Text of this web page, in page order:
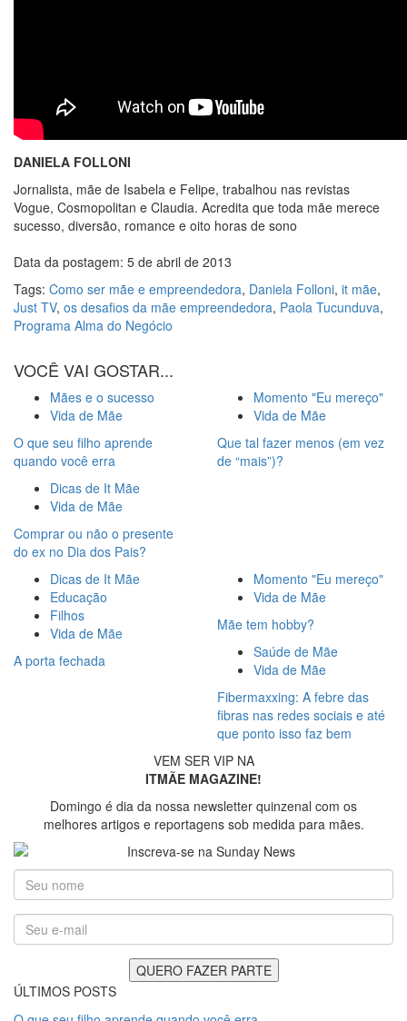
DANIELA FOLLONI
Jornalista, mãe de Isabela e Felipe, trabalhou nas revistas
Vogue, Cosmopolitan e Claudia. Acredita que toda mãe merece
sucesso, diversão, romance e oito horas de sono
Data da postagem: 5 de abril de 2013
Tags: Como ser mãe e empreendedora, Daniela Folloni, it mãe,
Just TV, os desafios da mãe empreendedora, Paola Tucunduva,
Programa Alma do Negócio
VOCÊ VAI GOSTAR...
Mães e o sucesso
Vida de Mãe
O que seu filho aprende
quando você erra
Momento "Eu mereço"
Vida de Mãe
Que tal fazer menos (em vez
de “mais”)?
Dicas de It Mãe
Vida de Mãe
Comprar ou não o presente
do ex no Dia dos Pais?
Dicas de It Mãe
Educação
Filhos
Vida de Mãe
A porta fechada
Momento "Eu mereço"
Vida de Mãe
Mãe tem hobby?
Saúde de Mãe
Vida de Mãe
Fibermaxxing: A febre das
fibras nas redes sociais e até
que ponto isso faz bem
VEM SER VIP NA
ITMÃE MAGAZINE!
Domingo é dia da nossa newsletter quinzenal com os
melhores artigos e reportagens sob medida para mães.
ÚLTIMOS POSTS